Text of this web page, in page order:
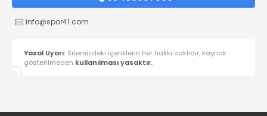
info@spor41.com
Yasal Uyarı: Sitemizdeki içeriklerin her hakkı saklıdır, kaynak
gösterilmeden kullanılması yasaktır.